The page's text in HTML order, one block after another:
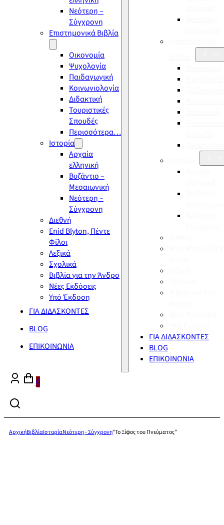
Νεότερη –
Σύγχρονη
Επιστημονικά Βιβλία
Οικονομία
Ψυχολογία
Παιδαγωγική
Κοινωνιολογία
Διδακτική
Τουριστικές
Σπουδές
Περισσότερα…
Ιστορία
Αρχαία
ελληνική
Βυζάντιο –
Μεσαιωνική
Νεότερη –
Σύγχρονη
Διεθνή
Enid Blyton, Πέντε
Φίλοι
Λεξικά
Σχολικά
Βιβλία για την Άνδρο
Νέες Εκδόσεις
Υπό Έκδοση
ΓΙΑ ΔΙΔΑΣΚΟΝΤΕΣ
BLOG
ΕΠΙΚΟΙΝΩΝΙΑ
ΓΙΑ ΔΙΔΑΣΚΟΝΤΕΣ
BLOG
ΕΠΙΚΟΙΝΩΝΙΑ
0
ΑρχικήΒιβλίαΙστορίαΝεότερη - Σύγχρονη“Το Ξίφος του Πνεύματος”